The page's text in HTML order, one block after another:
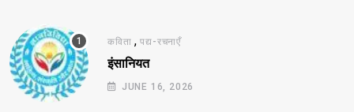
कविता ,पद्य-रचनाएँ
इंसानियत
JUNE 16, 2026